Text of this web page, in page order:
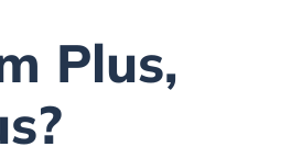
Plus,